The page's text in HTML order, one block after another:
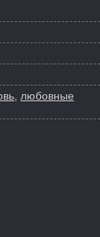
любовные